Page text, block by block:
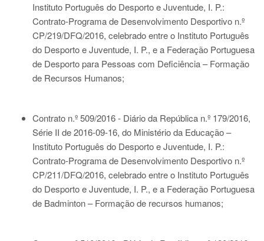
Instituto Português do Desporto e Juventude, I. P.:
Contrato-Programa de Desenvolvimento Desportivo n.º
CP/219/DFQ/2016, celebrado entre o Instituto Português
do Desporto e Juventude, I. P., e a Federação Portuguesa
de Desporto para Pessoas com Deficiência – Formação
de Recursos Humanos;
Contrato n.º 509/2016 - Diário da República n.º 179/2016,
Série II de 2016-09-16, do Ministério da Educação –
Instituto Português do Desporto e Juventude, I. P.:
Contrato-Programa de Desenvolvimento Desportivo n.º
CP/211/DFQ/2016, celebrado entre o Instituto Português
do Desporto e Juventude, I. P., e a Federação Portuguesa
de Badminton – Formação de recursos humanos;